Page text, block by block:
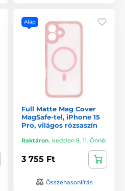
Alap
Full Matte Mag Cover
MagSafe-tel, iPhone 15
Pro, világos rózsaszín
Raktáron, kedden 8. 11. Önnél
3 755 Ft
Összehasonlítás